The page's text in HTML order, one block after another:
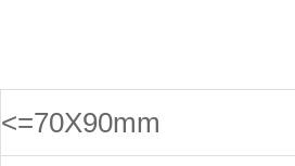
<=70X90mm